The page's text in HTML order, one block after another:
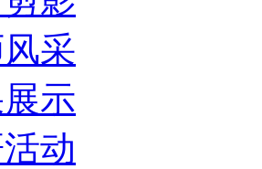
采
示
动